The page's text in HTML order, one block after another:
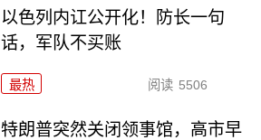
以色列内讧公开化！防长一句
话，军队不买账
最热 阅读 5506
特朗普突然关闭领事馆，高市早